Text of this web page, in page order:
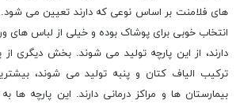
های فلامنت بر اساس نوعی که دارند تعیین می شود.
انتخاب خوبی برای پوشاک بوده و خیلی از لباس
دارند، از این پارچه تولید می شوند. بخش دیگری از
ترکیب الیاف کتان و پنبه تولید می شوند،
بیمارستان ها و مراکز درمانی دارند. این پارچه